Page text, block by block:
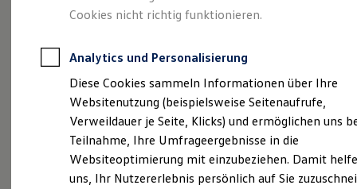
Kleinwagen-Leasing
Leasing ohne Anzahlung
Autokredit mit Schlussrate
Versicherungen und Garantien
Kfz-Versicherung
Restschuldversicherungen
Garantien
Wartungsverträge
Geschäftskunden
Professional Class bei Volkswagen
Großkunden
Behörden
Cookies nicht richtig funktionieren.
Analytics und Personalisierung
Diese Cookies sammeln Informationen über Ihre
Websitenutzung (beispielsweise Seitenaufrufe,
Verweildauer je Seite, Klicks) und ermöglichen uns
Teilnahme, Ihre Umfrageergebnisse in die
Websiteoptimierung mit einzubeziehen. Damit
uns, Ihr Nutzererlebnis persönlich auf Sie